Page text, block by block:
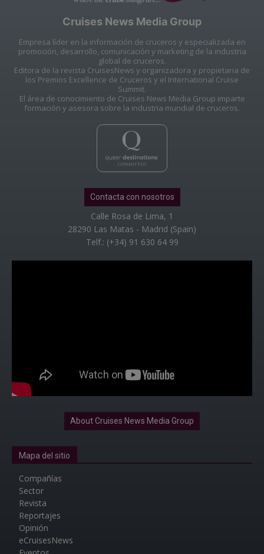
Cruises News Media Group
Empresa líder en la información de cruceros y especializada en
promoción, desarrollo, comunicación y marketing de la industria
global de cruceros.
Editora de la revista CruisesNews y organizadora y propietaria de
los Premios Excellence de Cruceros y el International Cruise
Summit.
El área de conocimiento de Cruises News Media Group imparte
formación y asesora sobre la industria mundial de cruceros.
Contacta con nosotros
Calle Rosa de Lima, 1
28290 Las Matas - Madrid (Spain)
Telf.: (+34) 91 630 64 99
About Cruises News Media Group
Mapa del sitio
Compañías
Sector
Revista
Reportajes
Opinión
eCruisesNews